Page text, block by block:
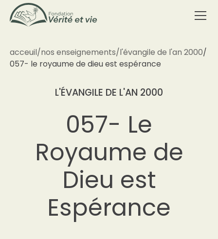
acceuil/nos enseignements/l'évangile de l'an 2000/
057- le royaume de dieu est espérance
L'ÉVANGILE DE L'AN 2000
057- Le
Royaume de
Dieu est
Espérance